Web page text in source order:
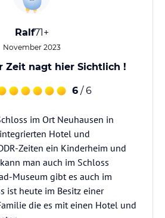
Ralf71+
November 2023
Zeit nagt hier Sichtlich !
6 / 6
im Ort Neuhausen in
Hotel und
Zeiten ein Kinderheim und
man auch im Schloss
Museum gibt es auch im
ist heute im Besitz einer
die es mit einen Hotel und